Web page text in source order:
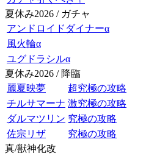
夏休み2026 / ガチャ
アンドロイドダイナーα
風火輪α
ユグドラシルα
夏休み2026 / 降臨
麗夏映夢
超究極の攻略
チルサマーナ 激究極の攻略
ダルマツリン 究極の攻略
佐宗リザ
究極の攻略
真/獣神化改